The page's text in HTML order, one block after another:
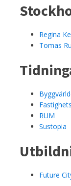
Regina
Tomas
RUM
Sustopia
Future